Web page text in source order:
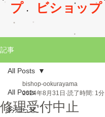
プ
ビショップ
記事
All Posts
お知らせ
All Posts
修理受付中止
bishop-ookurayama
2024年8月31日 読了時間: 1分